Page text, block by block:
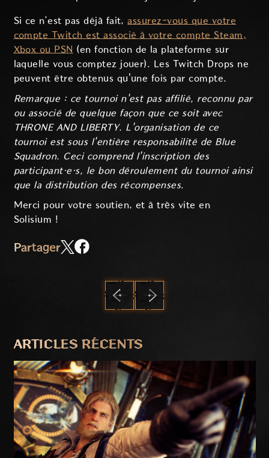
Si ce n’est pas déjà fait,assurez-vous que votre
compte Twitch est associé à votre compte Steam,
Xbox ou PSN (en fonction de la plateforme sur
laquelle vous comptez jouer). Les Twitch Drops ne
peuvent être obtenus qu'une fois par compte.
Remarque : ce tournoi n'est pas affilié, reconnu par
ou associé de quelque façon que ce soit avec
THRONE AND LIBERTY. L'organisation de ce
tournoi est sous l'entière responsabilité de Blue
Squadron. Ceci comprend l'inscription des
participant·e·s, le bon déroulement du tournoi ainsi
que la distribution des récompenses.
Merci pour votre soutien, et à très vite en
Solisium !
Partager
ARTICLES RÉCENTS